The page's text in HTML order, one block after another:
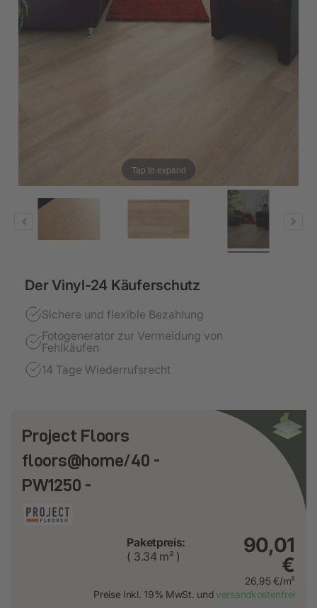
Tap to expand
Der Vinyl-24 Käuferschutz
Sichere und flexible Bezahlung
Fotogenerator zur Vermeidung von
Fehlkäufen
14 Tage Wiederrufsrecht
Project Floors
floors@home/40 -
PW1250 -
90,01
€
26,95 €/m²
Paketpreis:
( 3.34 m² )
Preise Inkl. 19% MwSt. und versandkostenfrei